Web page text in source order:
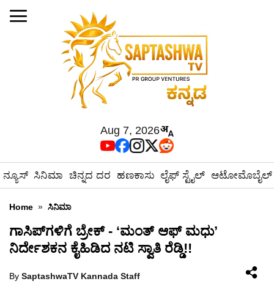
Aug 7, 2026
ನ್ಯೂಸ್ ಸಿನಿಮಾ ಚಿನ್ನದ ದರ ಹಣಕಾಸು ಲೈಫ್ ಸ್ಟೈಲ್ ಆಟೋಮೊಬೈಲ್
Home » ಸಿನಿಮಾ
ಗಾಸಿಪ್‌ಗಳಿಗೆ ಬ್ರೇಕ್ - ‘ಮಂತ್ ಆಫ್ ಮಧು’
ನಿರ್ದೇಶಕನ ಕೈಹಿಡಿದ ನಟಿ ಸ್ವಾತಿ ರೆಡ್ಡಿ!!
By SaptashwaTV Kannada Staff